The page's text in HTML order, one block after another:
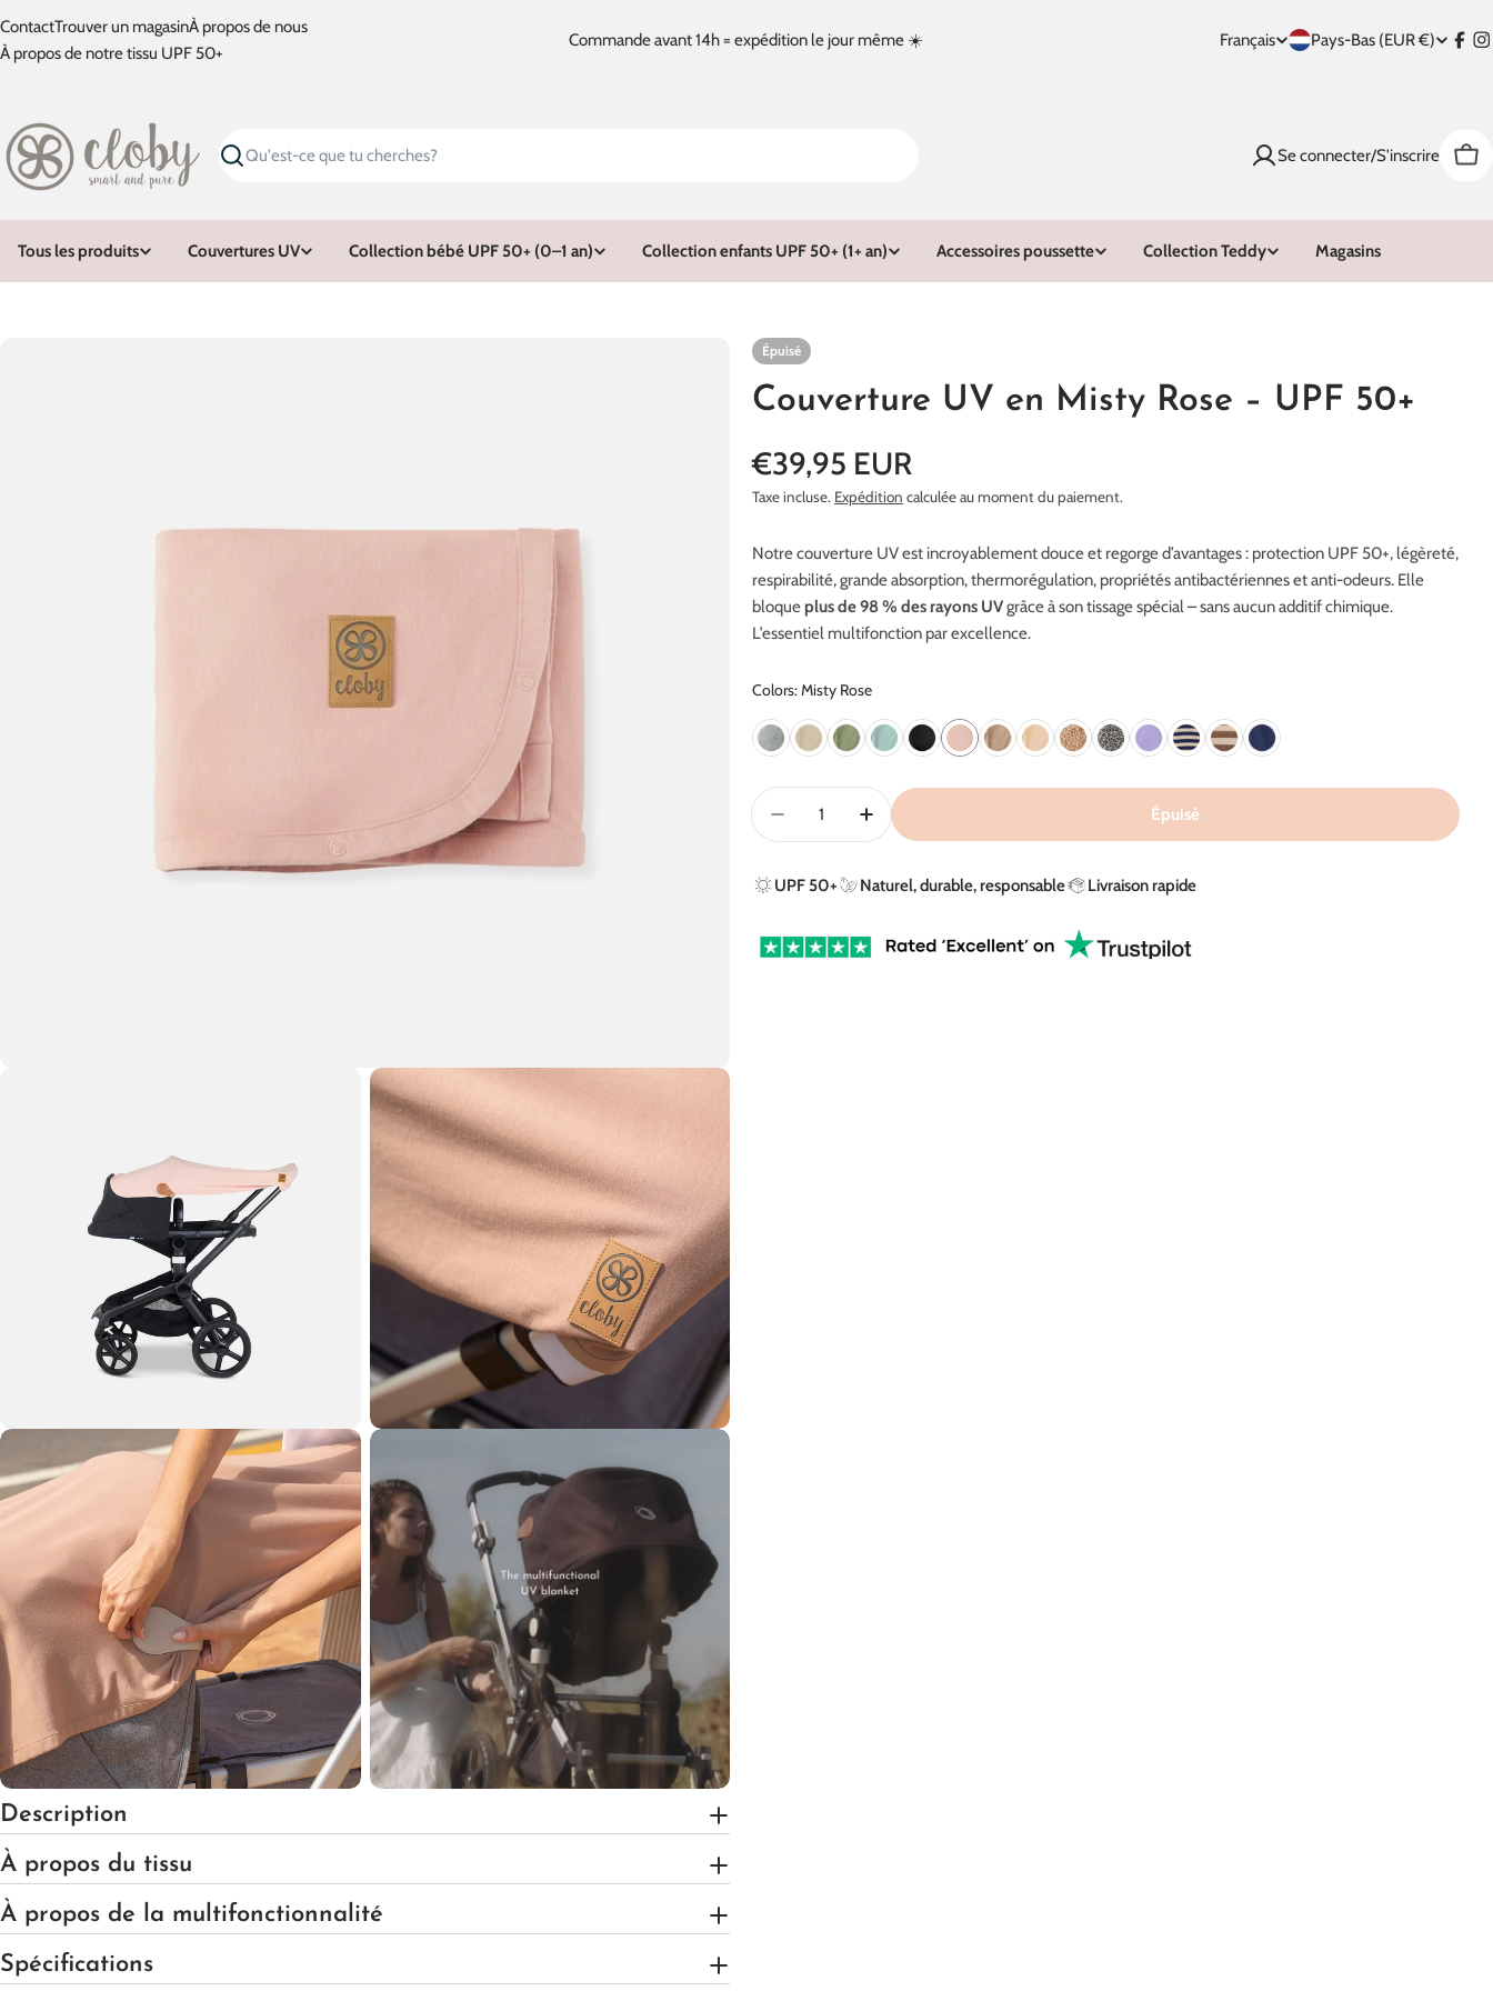
au
contenu
ContactTrouver un magasinÀ propos de nous
À propos de notre tissu UPF 50+
Commande avant 14h = expédition le jour même ☀️
L
u
e
Français
P
y
r
g
Pays-Bas (EUR €)
Recherche
Se connecter/S'inscrire
Tous les produits Couvertures UV Collection bébé UPF 50+ (0–1 an) Collection enfants UPF 50+ (1+ an) Accessoires poussette Collection Teddy Magasins
le média 1 en mode modal Ouvrir le média 2 en mode modal
le média 3 en mode modal
Description
À propos du tissu
À propos de la multifonctionnalité
Spécifications
Épuisé
Couverture UV en Misty Rose – UPF 50+
Prix
régulier
€39,95 EUR
Taxe incluse. Expédition calculée au moment du paiement.
Notre couverture UV est incroyablement douce et regorge d’avantages : protection UPF 50+, légèreté,
respirabilité, grande absorption, thermorégulation, propriétés antibactériennes et anti-odeurs. Elle
bloque plus de 98 % des rayons UVgrâce à son tissage spécial – sans aucun additif chimique.
L’essentiel multifonction par excellence.
Colors: Misty Rose
Quantité
Diminuer La Quantité Pour Couverture UV En Misty Rose – UPF 50+
Augmenter La Quantité Pour Couverture UV En Misty Rose – UPF 50+
Épuisé
UPF 50+ Naturel, durable, responsable Livraison rapide